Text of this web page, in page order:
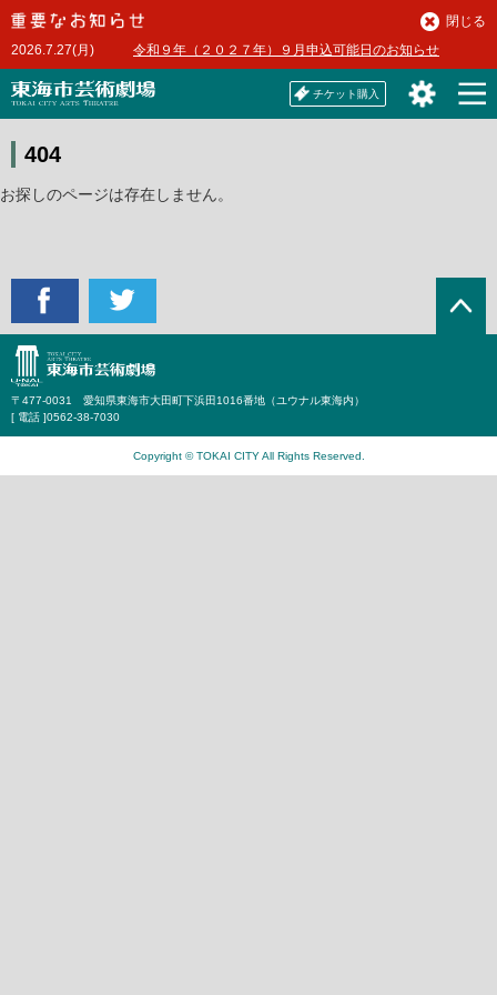
本
文
へ2026.7.27(月) 令和９年（２０２７年）９月申込可能日のお知らせ
閉じる
チケット購入
404
お探しのページは存在しません。
〒477-0031 愛知県東海市大田町下浜田1016番地（ユウナル東海内）
[ 電話 ]0562-38-7030
Copyright © TOKAI CITY All Rights Reserved.